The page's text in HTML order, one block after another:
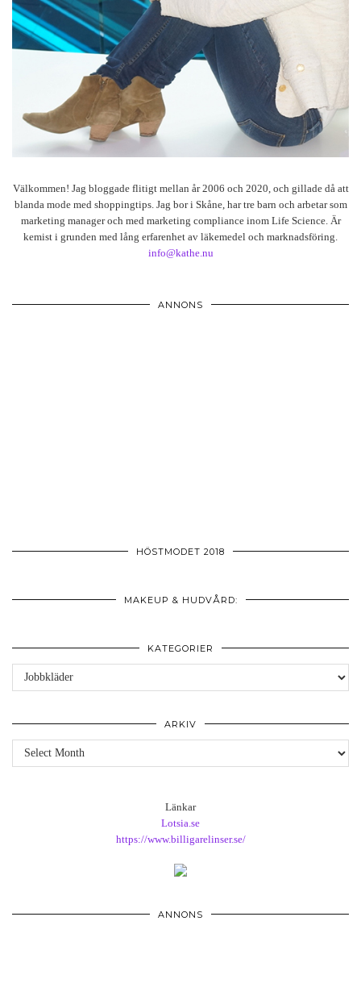
Välkommen! Jag bloggade flitigt mellan år 2006 och 2020, och gillade då att
blanda mode med shoppingtips. Jag bor i Skåne, har tre barn och arbetar som
marketing manager och med marketing compliance inom Life Science. Är
kemist i grunden med lång erfarenhet av läkemedel och marknadsföring.
info@kathe.nu
ANNONS
HÖSTMODET 2018
MAKEUP & HUDVÅRD:
KATEGORIER
Kategorier
ARKIV
Arkiv
Länkar
Lotsia.se
https://www.billigarelinser.se/
ANNONS